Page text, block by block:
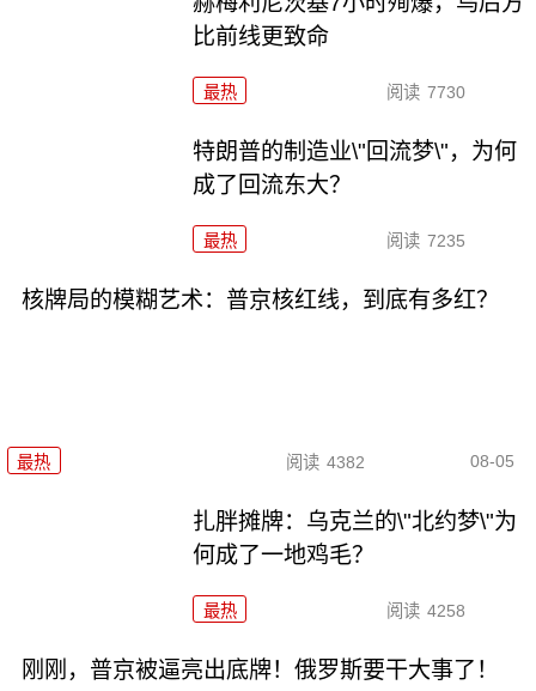
比前线更致命
最热 阅读 7730
特朗普的制造业\"回流梦\"，为何
成了回流东大？
最热 阅读 7235
核牌局的模糊艺术：普京核红线，到底有多红？
最热 阅读 4382 08-05
扎胖摊牌：乌克兰的\"北约梦\"为
何成了一地鸡毛？
最热 阅读 4258
刚刚，普京被逼亮出底牌！俄罗斯要干大事了！